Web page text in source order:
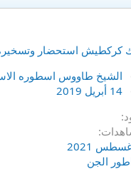
كركطيش استحضار
الشيخ طاووس اسطوره
14 أبريل 2019
الجن